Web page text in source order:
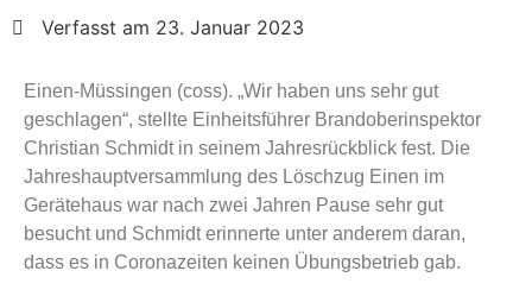
Verfasst am 23. Januar 2023
Einen-Müssingen (coss). „Wir haben uns sehr gut
geschlagen“, stellte Einheitsführer Brandoberinspektor
Christian Schmidt in seinem Jahresrückblick fest. Die
Jahreshauptversammlung des Löschzug Einen im
Gerätehaus war nach zwei Jahren Pause sehr gut
besucht und Schmidt erinnerte unter anderem daran,
dass es in Coronazeiten keinen Übungsbetrieb gab.